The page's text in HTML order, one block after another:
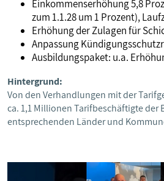
Einkommenserhöhung 5,8
zum 1.1.28 um 1 Prozent),
Erhöhung der Zulagen für
Anpassung
Ausbildungspaket: u.a.
Hintergrund:
Von den Verhandlungen mit der
ca. 1,1 Millionen Tarifbeschäftigte
entsprechenden Länder und